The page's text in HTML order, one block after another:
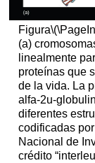
Figura
(a)
linealmente
proteínas que
de la vida. La
alfa-2u-
diferentes
codificadas
Nacional de
crédito